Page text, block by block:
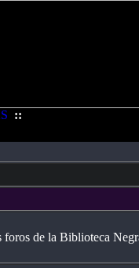
::
foros de la Biblioteca